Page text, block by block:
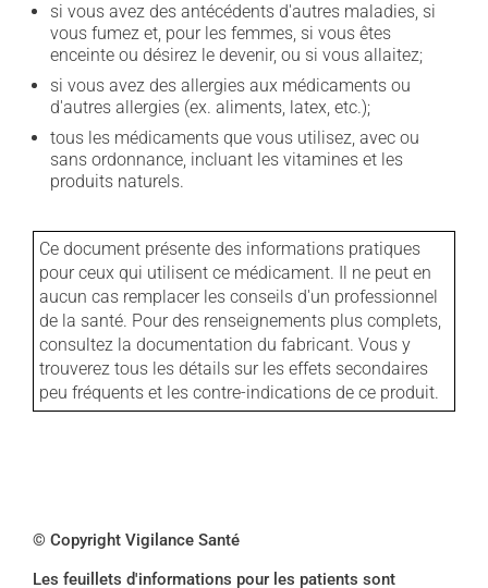
si vous avez des antécédents d'autres maladies, si
vous fumez et, pour les femmes, si vous êtes
enceinte ou désirez le devenir, ou si vous allaitez;
si vous avez des allergies aux médicaments ou
d'autres allergies (ex. aliments, latex, etc.);
tous les médicaments que vous utilisez, avec ou
sans ordonnance, incluant les vitamines et les
produits naturels.
Ce document présente des informations pratiques
pour ceux qui utilisent ce médicament. Il ne peut en
aucun cas remplacer les conseils d'un professionnel
de la santé. Pour des renseignements plus complets,
consultez la documentation du fabricant. Vous y
trouverez tous les détails sur les effets secondaires
peu fréquents et les contre-indications de ce produit.
© Copyright Vigilance Santé
Les feuillets d'informations pour les patients sont